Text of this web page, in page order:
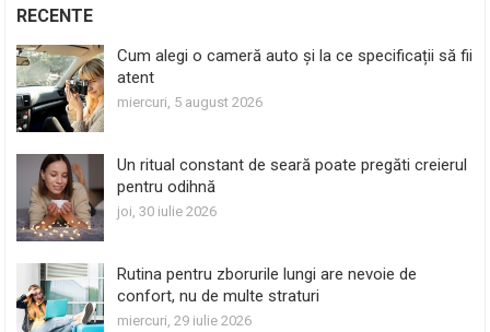
RECENTE
Cum alegi o cameră auto și la ce specificații să fii
atent
miercuri, 5 august 2026
Un ritual constant de seară poate pregăti creierul
pentru odihnă
joi, 30 iulie 2026
Rutina pentru zborurile lungi are nevoie de
confort, nu de multe straturi
miercuri, 29 iulie 2026